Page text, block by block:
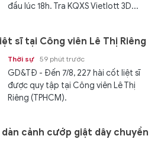
đầu lúc 18h. Tra KQXS Vietlott 3D...
sĩ tại Công viên Lê Thị Riêng
Thời sự 59 phút trước
GD&TĐ - Đến 7/8, 227 hài cốt liệt sĩ
được quy tập tại Công viên Lê Thị
Riêng (TPHCM).
cảnh cướp giật dây chuyền